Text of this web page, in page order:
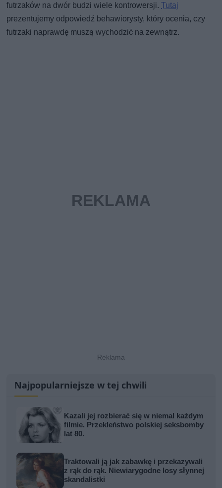
futrzaków na dwór budzi wiele kontrowersji.Tutaj
prezentujemy odpowiedź behawiorysty, który ocenia, czy
futrzaki naprawdę muszą wychodzić na zewnątrz.
Najpopularniejsze w tej chwili
Kazali jej rozbierać się w niemal każdym
filmie. Przekleństwo polskiej seksbomby
lat 80.
Traktowali ją jak zabawkę i przekazywali
z rąk do rąk. Niewiarygodne losy słynnej
skandalistki